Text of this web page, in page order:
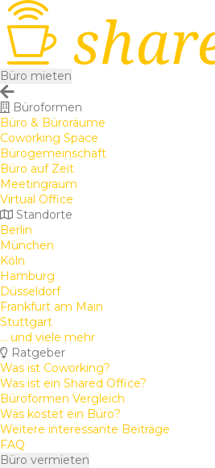
Büro mieten
Büroformen
Büro & Büroräume
Coworking Space
Bürogemeinschaft
Büro auf Zeit
Meetingraum
Virtual Office
Standorte
Berlin
München
Köln
Hamburg
Düsseldorf
Frankfurt am Main
Stuttgart
... und viele mehr
Ratgeber
Was ist Coworking?
Was ist ein Shared Office?
Büroformen Vergleich
Was kostet ein Büro?
Weitere interessante Beiträge
FAQ
Büro vermieten